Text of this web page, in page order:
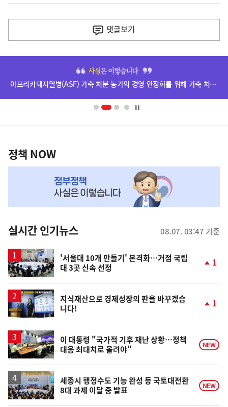
다
음
사
댓글보기
영
아프리카돼지열병(ASF) 가축 처분 농가의 경영 안정화를 위해 가축 처분 보상금을 신속하게 지급하겠습니다.
책
NOW,
뉴
스
정책 NOW
실시간 인기뉴스 08.07. 03:47 기준
'서울대 10개 만들기' 본격화…거점 국립
대 3곳 신속 선정
1
지식재산으로 경제성장의 판을 바꾸겠습
니다!
승
1
이 대통령 "국가적 기후 재난 상황…정책
대응 최대치로 올려야"
NEW
세종시 행정수도 기능 완성 등 국토대전환
8대 과제 이달 중 발표
NEW